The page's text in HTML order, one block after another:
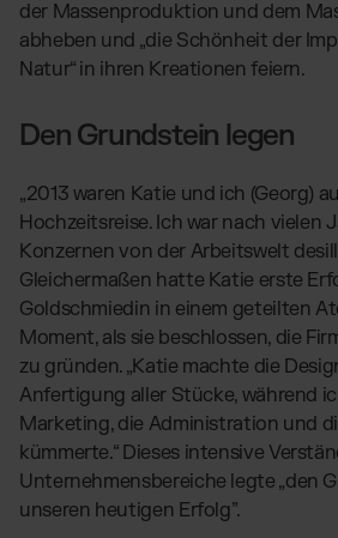
der Massenproduktion und dem
abheben und „die Schönheit der
Natur“ in ihren Kreationen feiern.
Den Grundstein legen
„2013 waren Katie und ich (Georg)
Hochzeitsreise. Ich war nach vielen
Konzernen von der Arbeitswelt
Gleichermaßen hatte Katie erste
Goldschmiedin in einem geteilten
Moment, als sie beschlossen, die
zu gründen. „Katie machte die
Anfertigung aller Stücke, während
Marketing, die Administration und
kümmerte.“ Dieses intensive
Unternehmensbereiche legte „den
unseren heutigen Erfolg”.